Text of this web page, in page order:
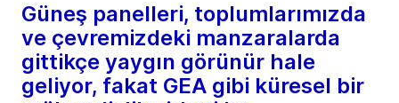
Güneş panelleri, toplumlarımızda
ve çevremizdeki manzaralarda
gittikçe yaygın görünür hale
geliyor, fakat GEA gibi küresel bir